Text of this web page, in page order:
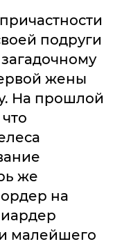
подруги
жены
На прошлой
же
на
малейшего